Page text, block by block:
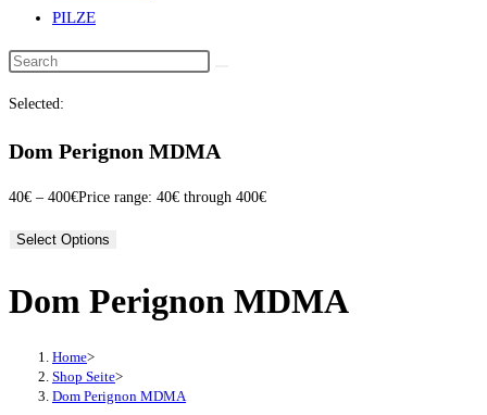
PILZE
Selected:
Dom Perignon MDMA
40€ – 400€Price range: 40€ through 400€
Select Options
Dom Perignon MDMA
Home>
Shop Seite>
Dom Perignon MDMA